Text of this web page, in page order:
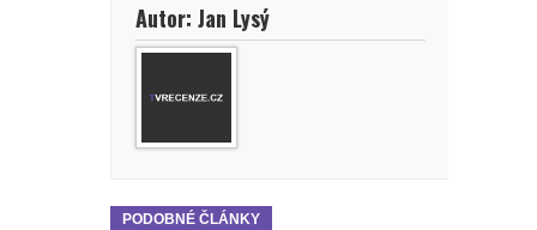
Autor: Jan Lysý
PODOBNÉ ČLÁNKY